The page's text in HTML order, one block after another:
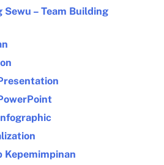
Sewu – Team Building
Kepemimpinan